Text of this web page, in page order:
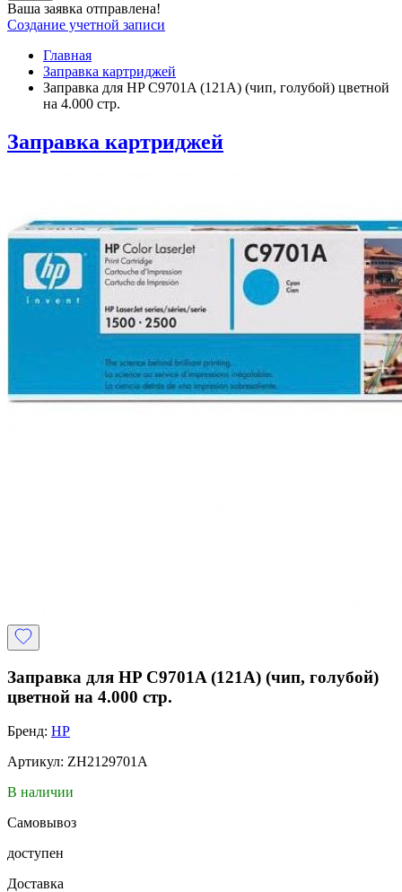
Ваша заявка отправлена!
Создание учетной записи
Главная
Заправка картриджей
Заправка для HP C9701A (121A) (чип, голубой) цветной
на 4.000 стр.
Заправка картриджей
Заправка для HP C9701A (121A) (чип, голубой)
цветной на 4.000 стр.
Бренд: HP
Артикул: ZH2129701A
В наличии
Самовывоз
доступен
Доставка